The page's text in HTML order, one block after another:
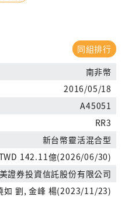
同組排行
南非幣
2016/05/18
A45051
RR3
新台幣靈活混合型
142.11億(2026/06/30)
證券投資信託股份有限公司
如 劉, 金峰 楊(2023/11/23)